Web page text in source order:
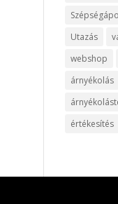
Utazás
webshop
árnyékolás
értékesítés